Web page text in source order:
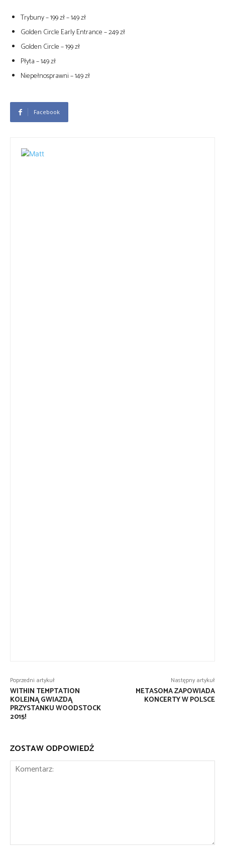
Trybuny – 199 zł – 149 zł
Golden Circle Early Entrance – 249 zł
Golden Circle – 199 zł
Płyta – 149 zł
Niepełnosprawni – 149 zł
Facebook
Poprzedni artykuł
WITHIN TEMPTATION
KOLEJNĄ GWIAZDĄ
PRZYSTANKU WOODSTOCK
2015!
Następny artykuł
METASOMA ZAPOWIADA
KONCERTY W POLSCE
ZOSTAW ODPOWIEDŹ